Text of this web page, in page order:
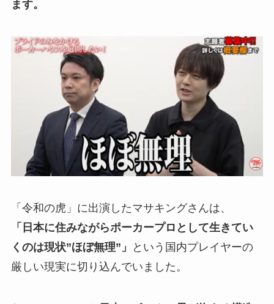
ます。
「令和の虎」に出演したマサキングさんは、
「日本に住みながらポーカープロとして生きてい
くのは現状”ほぼ無理”」
という国内プレイヤーの
厳しい現実に切り込んでいました。